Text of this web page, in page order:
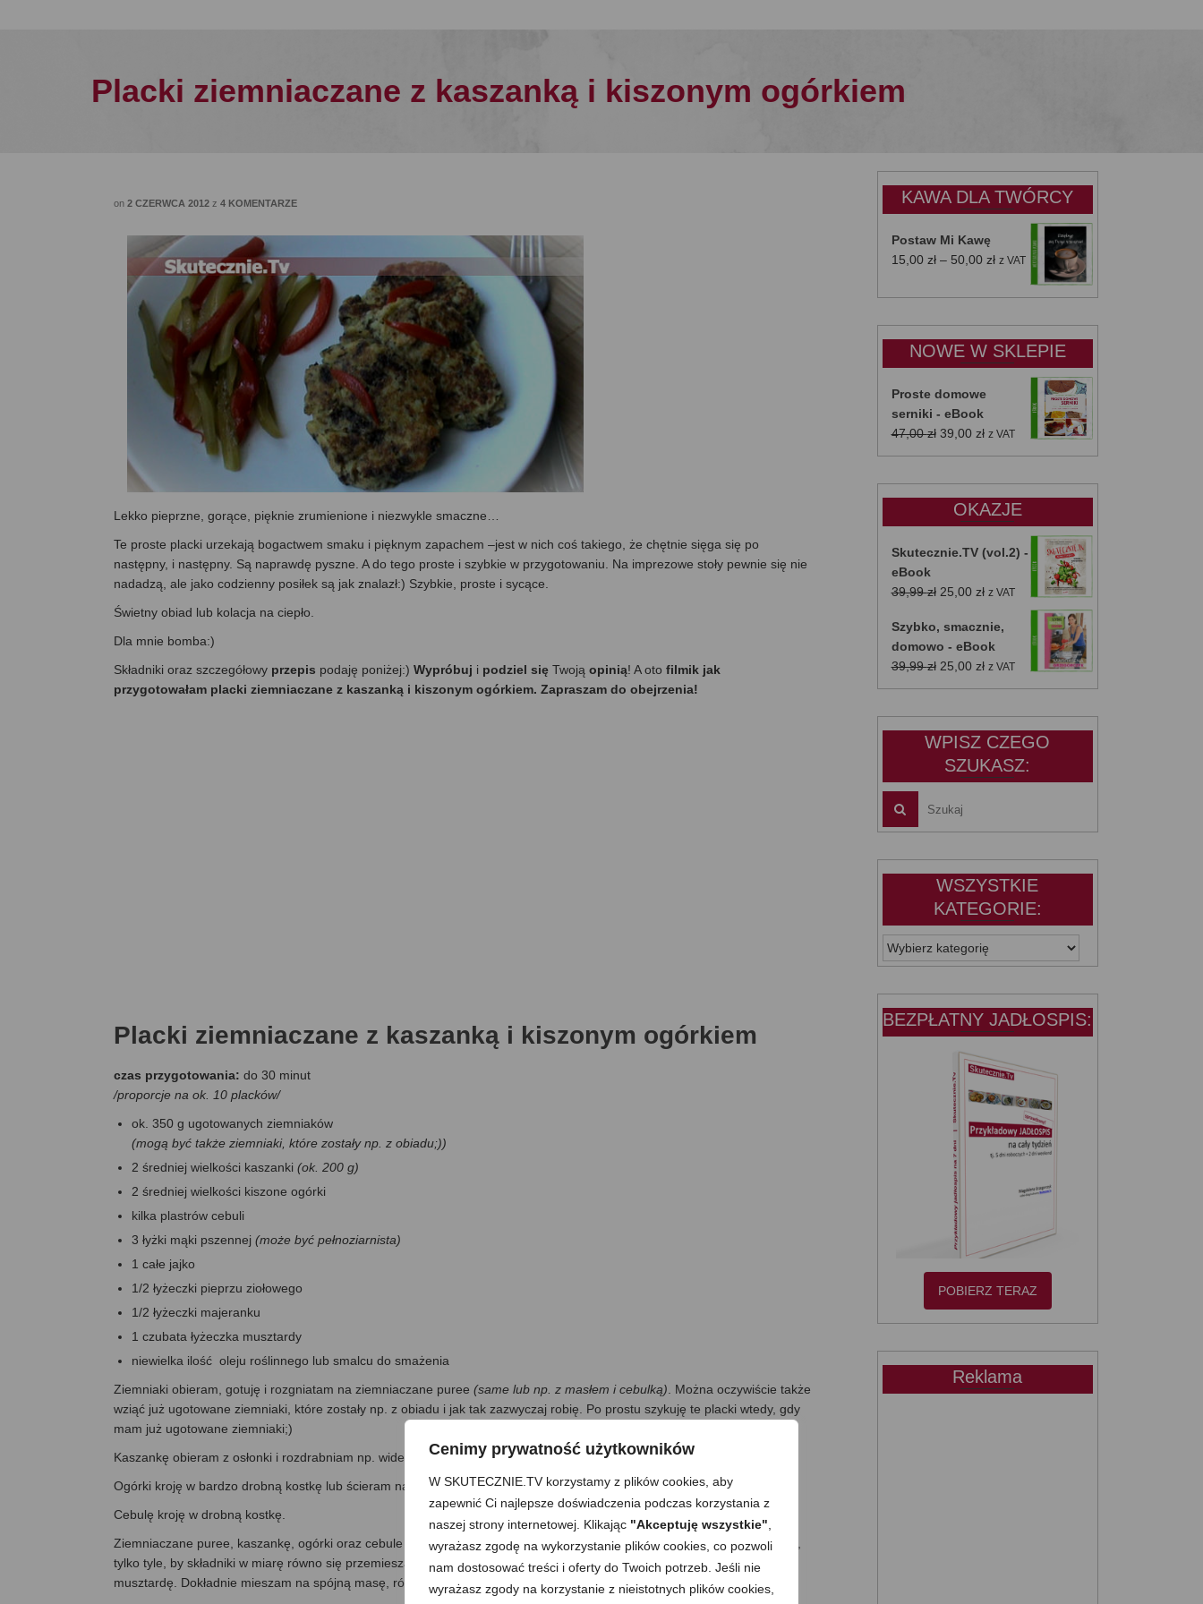
Cenimy prywatność użytkowników
W SKUTECZNIE.TV korzystamy z plików cookies, aby
zapewnić Ci najlepsze doświadczenia podczas korzystania z
naszej strony internetowej. Klikając "Akceptuję wszystkie"
wyrażasz zgodę na wykorzystanie plików cookies, co pozwoli
nam dostosować treści i oferty do Twoich potrzeb. Jeśli nie
wyrażasz zgody na korzystanie z nieistotnych plików cookies,
Placki ziemniaczane z kaszanką i kiszonym ogórkiem
on 2 CZERWCA 2012 z 4 KOMENTARZE
Lekko pieprzne, gorące, pięknie zrumienione i niezwykle smaczne…
Te proste placki urzekają bogactwem smaku i pięknym zapachem –jest w nich coś takiego, że chętnie sięga się po
następny, i następny. Są naprawdę pyszne. A do tego proste i szybkie w przygotowaniu. Na imprezowe stoły pewnie się nie
nadadzą, ale jako codzienny posiłek są jak znalazł:) Szybkie, proste i sycące.
Świetny obiad lub kolacja na ciepło.
Dla mnie bomba:)
Składniki oraz szczegółowy przepis podaję poniżej:) Wypróbuj i podziel się Twoją opinią! A oto filmik jak
przygotowałam placki ziemniaczane z kaszanką i kiszonym ogórkiem. Zapraszam do obejrzenia!
Placki ziemniaczane z kaszanką i kiszonym ogórkiem
czas przygotowania: do 30 minut
/proporcje na ok. 10 placków/
ok. 350 g ugotowanych ziemniaków
(mogą być także ziemniaki, które zostały np. z obiadu;))
2 średniej wielkości kaszanki (ok. 200 g)
2 średniej wielkości kiszone ogórki
kilka plastrów cebuli
3 łyżki mąki pszennej (może być pełnoziarnista)
1 całe jajko
1/2 łyżeczki pieprzu ziołowego
1/2 łyżeczki majeranku
1 czubata łyżeczka musztardy
niewielka ilość oleju roślinnego lub smalcu do smażenia
Ziemniaki obieram, gotuję i rozgniatam na ziemniaczane puree (same lub np. z masłem i cebulką). Można oczywiście także
wziąć już ugotowane ziemniaki, które zostały np. z obiadu i jak tak zazwyczaj robię. Po prostu szykuję te placki wtedy, gdy
mam już ugotowane ziemniaki;)
Kaszankę obieram z osłonki i rozdrabniam np. widelcem.
Ogórki kroję w bardzo drobną kostkę lub ścieram na tarce o grubych oczkach.
Cebulę kroję w drobną kostkę.
Ziemniaczane puree, kaszankę, ogórki oraz cebule przekładam do miski. Dodaję mąkę, jajko i całość z grubsza mieszam,
tylko tyle, by składniki w miarę równo się przemieszały. Następnie dodaję przyprawy –ja: pieprz ziołowy, majeranek i
musztardę. Dokładnie mieszam na spójną masę, równomiernie rozprowadzając przyprawy i wszystkie składniki.
KAWA DLA TWÓRCY
Postaw Mi Kawę
15,00 zł – 50,00 złZakres
od
do
50,00 zł
z VAT
NOWE W SKLEPIE
Proste domowe
serniki - eBook
47,00zł Pierwotna
cena
39,00 złAktualna
cena
z VAT
OKAZJE
Skutecznie.TV (vol.2) -
eBook
39,99zł Pierwotna
wynosiła:
39,99 zł.
25,00 złAktualna
wynosi:
25,00 zł.
z VAT
Szybko, smacznie,
domowo - eBook
39,99zł Pierwotna
cena
25,00 złAktualna
cena
z VAT
WPISZ CZEGO
SZUKASZ:
WSZYSTKIE
KATEGORIE:
WSZYSTKIE
KATEGORIE:
BEZPŁATNY JADŁOSPIS:
POBIERZ TERAZ
Reklama